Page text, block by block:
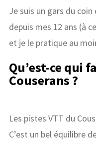
Je suis un gars du
depuis mes 12 ans (à
et je le pratique au
Qu’est-ce qui
Couserans ?
Les pistes VTT du
C’est un bel équilibre